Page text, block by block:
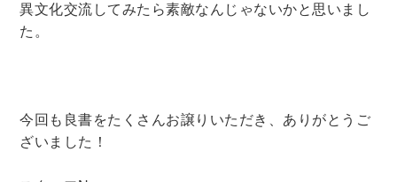
異文化交流してみたら素敵なんじゃないかと思いまし
た。
今回も良書をたくさんお譲りいただき、ありがとうご
ざいました！